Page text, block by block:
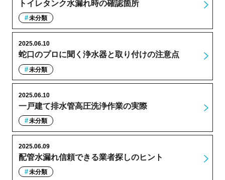
トイレタンク水漏れ時の確認箇所
未分類
蛇口のプロに聞く浄水器と取り付けの注意点
2025.06.10
未分類
一戸建て排水管高圧洗浄作業の実際
2025.06.10
未分類
配管水漏れ信頼できる業者探しのヒント
2025.06.09
未分類